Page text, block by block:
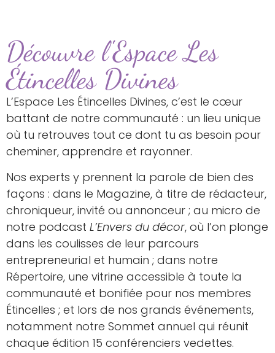
Découvre l'Espace Les
Étincelles Divines
L’Espace Les Étincelles Divines, c’est le cœur
battant de notre communauté : un lieu unique
où tu retrouves tout ce dont tu as besoin pour
cheminer, apprendre et rayonner.
Nos experts y prennent la parole de bien des
façons : dans le Magazine, à titre de rédacteur,
chroniqueur, invité ou annonceur ; au micro de
notre podcast L’Envers du décor, où l’on plonge
dans les coulisses de leur parcours
entrepreneurial et humain ; dans notre
Répertoire, une vitrine accessible à toute la
communauté et bonifiée pour nos membres
Étincelles ; et lors de nos grands événements,
notamment notre Sommet annuel qui réunit
chaque édition 15 conférenciers vedettes.